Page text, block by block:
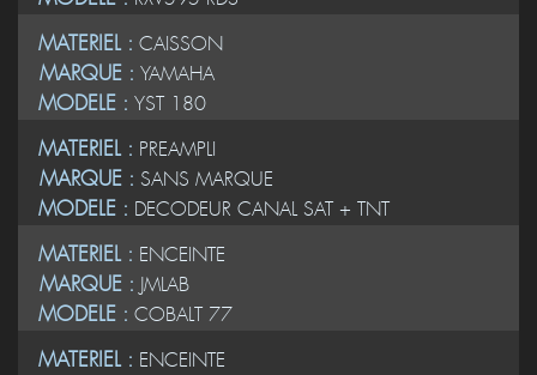
MATERIEL : CAISSON
MARQUE : YAMAHA
MODELE : YST 180
MATERIEL : PREAMPLI
MARQUE : SANS MARQUE
MODELE : DECODEUR CANAL SAT + TNT
MATERIEL : ENCEINTE
MARQUE : JMLAB
MODELE : COBALT 77
MATERIEL : ENCEINTE